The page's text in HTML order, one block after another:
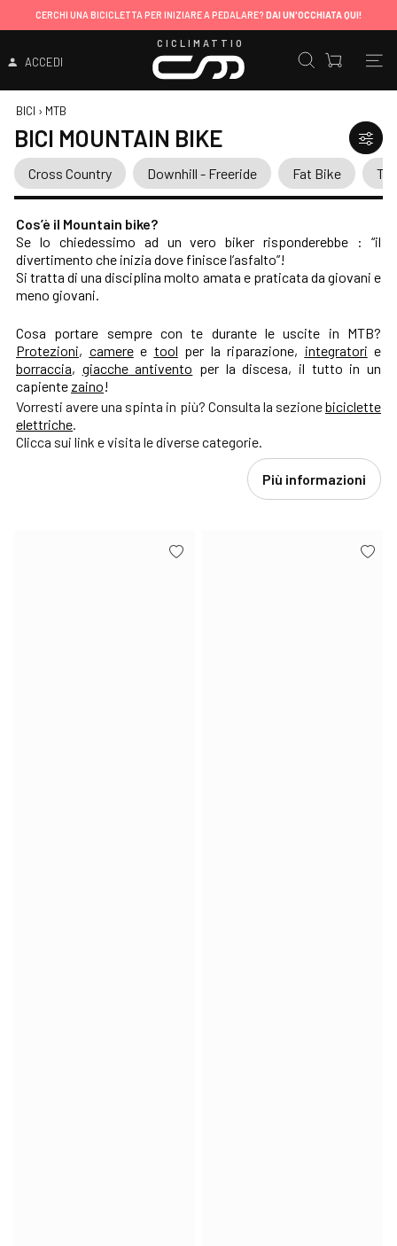
CERCHI UNA BICICLETTA PER INIZIARE A PEDALARE? DAI UN'OCCHIATA QUI!
ACCEDI
CICLIMATTIO
BICI › MTB
BICI MOUNTAIN BIKE
Cross Country Downhill - Freeride Fat Bike
Cos’è il Mountain bike?
Se lo chiedessimo ad un vero biker risponderebbe : “il
divertimento che inizia dove finisce l’asfalto”!
Si tratta di una disciplina molto amata e praticata da giovani e
meno giovani.
Cosa portare sempre con te durante le uscite in MTB?
Protezioni, cameree tool per la riparazione, integratori e
borraccia, giacche antivento per la discesa, il tutto in un
capiente zaino!
Vorresti avere una spinta in più? Consulta la sezionebiciclette
elettriche.
Clicca sui link e visita le diverse categorie.
Più informazioni